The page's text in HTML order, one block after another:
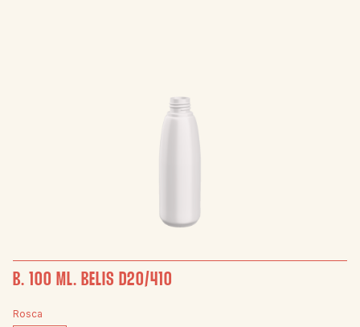
B. 100 ML. BELIS D20/410
Rosca